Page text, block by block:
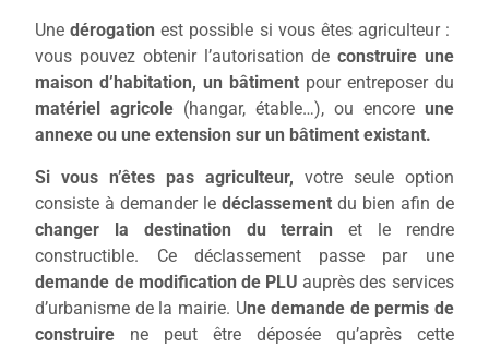
Unedérogation est possible si vous êtes agriculteur :
vous pouvez obtenir l’autorisation de construire une
maison d’habitation, un bâtiment pour entreposer du
matériel agricole (hangar, étable…), ou encore une
annexe ou une extension sur un bâtiment existant.
Si vous n’êtes pas agriculteur, votre seule option
consiste à demander ledéclassement du bien afin de
changer la destination du terrain
et le rendre
constructible. Ce déclassement passe par une
demande de modification de PLU auprès des services
d’urbanisme de la mairie. Une demande de permis de
construire ne peut être déposée qu’après cette